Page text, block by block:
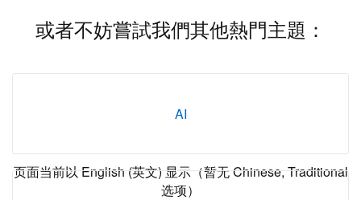
或者不妨嘗試我們其他熱門主題：
AI
页面当前以 English (英文) 显示（暂无 Chinese, Traditional
选项）